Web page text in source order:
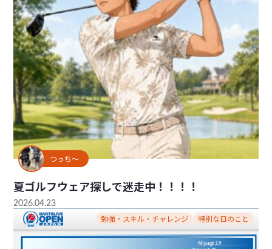
つっち～
夏ゴルフウェア探しで迷走中！！！！
2026.04.23
勉強・スキル・チャレンジ 特別な日のこと